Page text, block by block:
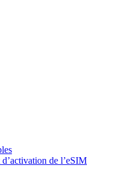
de l’eSIM